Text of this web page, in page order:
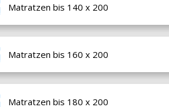
Matratzen bis 140 x 200
Matratzen bis 160 x 200
Matratzen bis 180 x 200